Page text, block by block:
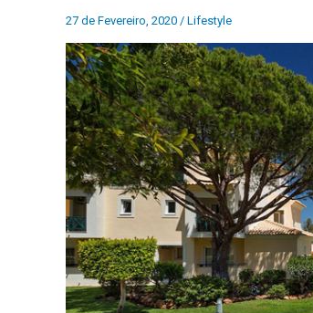
27 de Fevereiro, 2020 / Lifestyle